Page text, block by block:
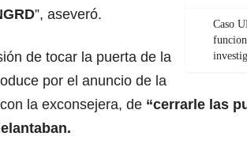
Caso
”, aseveró.
de tocar la puerta de la
por el anuncio de la
la exconsejera, de “cerrarle las